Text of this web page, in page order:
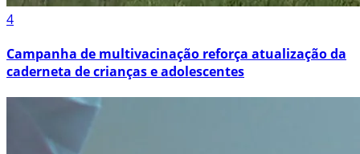
4
Campanha de multivacinação reforça atualização da
caderneta de crianças e adolescentes